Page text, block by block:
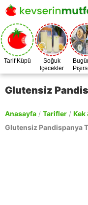
Tarif Küpü
Soğuk
İçecekler
Glutensiz
Anasayfa / Tarifler / Kek
Glutensiz Pandispanya